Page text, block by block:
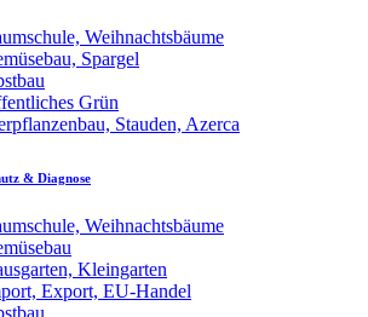
Weihnachtsbäume
Spargel
Grün
Stauden, Azerca
& Diagnose
Weihnachtsbäume
Kleingarten
Export, EU-Handel